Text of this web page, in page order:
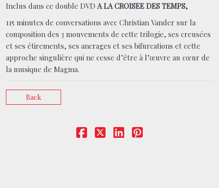
Inclus dans ce double DVD A LA CROISEE DES TEMPS,
115 minutes de conversations avec Christian Vander sur la
composition des 3 mouvements de cette trilogie, ses creusées
et ses étirements, ses ancrages et ses bifurcations et cette
approche singulière qui ne cesse d’être à l’œuvre au cœur de
la musique de Magma.
Back